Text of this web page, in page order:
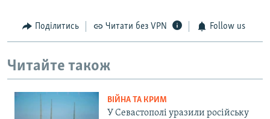
Поділитись Читати без VPN Follow us
Читайте також
ВІЙНА ТА КРИМ
У Севастополі уразили російську